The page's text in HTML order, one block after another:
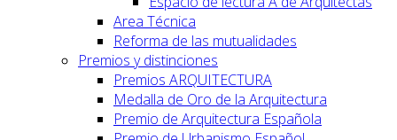
Area Técnica
Reforma de las mutualidades
Premios y distinciones
Premios ARQUITECTURA
Medalla de Oro de la Arquitectura
Premio de Arquitectura Española